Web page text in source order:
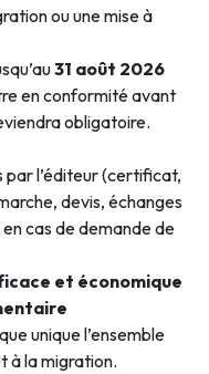
ou une mise à
31 août 2026
en conformité avant
obligatoire.
par l’éditeur (certificat,
devis, échanges
cas de demande de
et économique
unique l’ensemble
à la migration.